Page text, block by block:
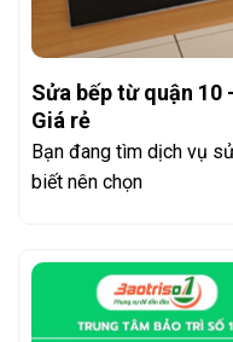
Sửa bếp từ quận 10
Giá rẻ
Bạn đang tìm dịch vụ
biết nên chọn